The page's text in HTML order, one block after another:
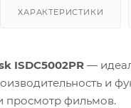
ХАРАКТЕРИСТИКИ
ISDC5002PR —
и
просмотр фильмов.